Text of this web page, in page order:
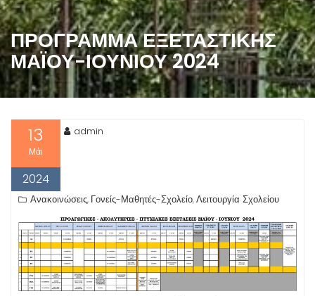
ΠΡΌΓΡΑΜΜΑ ΕΞΕΤΑΣΤΙΚΉΣ
ΜΑΪ́ΟΥ-ΙΟΥΝΊΟΥ 2024
13
Μάι
2024
admin
Ανακοινώσεις, Γονείς-Μαθητές-Σχολείο,Λειτουργία Σχολείου